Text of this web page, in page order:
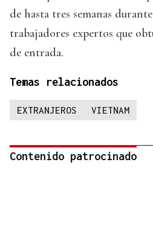
de hasta tres semanas
trabajadores expertos que
de entrada.
Temas relacionados
EXTRANJEROS VIETNAM
Contenido patrocinado